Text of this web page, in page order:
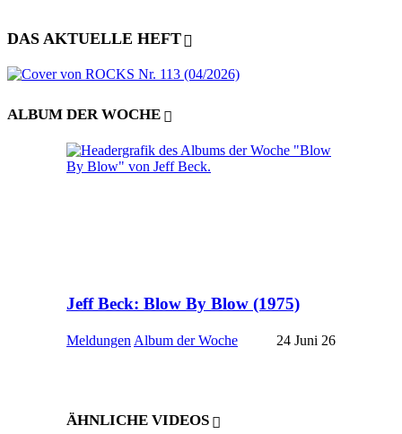
DAS AKTUELLE HEFT
ALBUM DER WOCHE
Jeff Beck: Blow By Blow (1975)
Meldungen Album der Woche 24 Juni 26
ÄHNLICHE VIDEOS